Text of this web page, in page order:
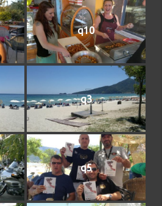
q10
q3
q5